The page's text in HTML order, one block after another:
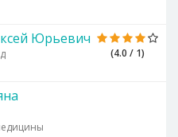
(4.0 / 1)
Юрьевич